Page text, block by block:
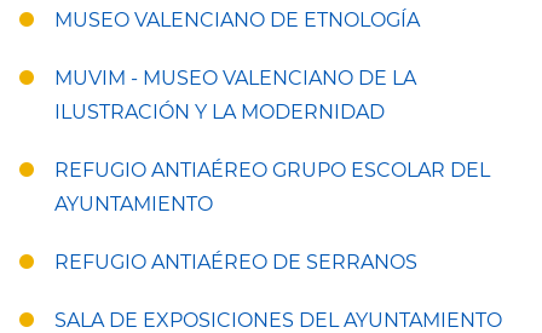
MUSEO VALENCIANO DE ETNOLOGÍA
MUVIM - MUSEO VALENCIANO DE LA
ILUSTRACIÓN Y LA MODERNIDAD
REFUGIO ANTIAÉREO GRUPO ESCOLAR DEL
AYUNTAMIENTO
REFUGIO ANTIAÉREO DE SERRANOS
SALA DE EXPOSICIONES DEL AYUNTAMIENTO